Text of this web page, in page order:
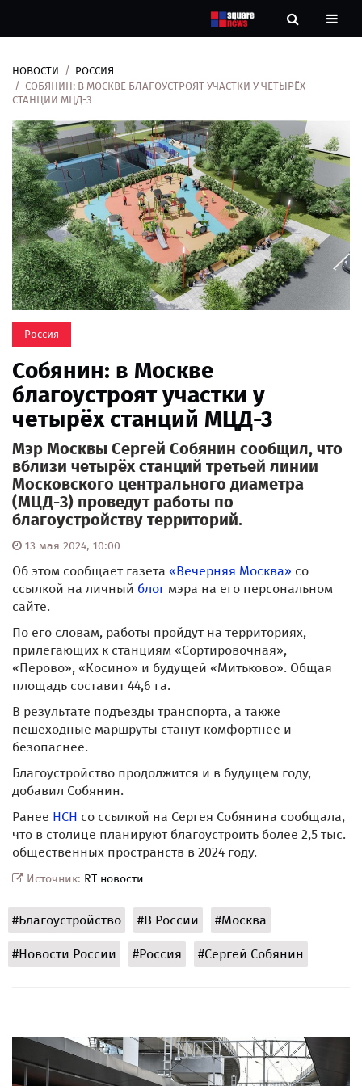
Новости
Рубрики
Контакты
О
нас
НОВОСТИ
РОССИЯ
СОБЯНИН: В МОСКВЕ БЛАГОУСТРОЯТ УЧАСТКИ У ЧЕТЫРЁХ
СТАНЦИЙ МЦД-3
Россия
Собянин: в Москве
благоустроят участки у
четырёх станций МЦД-3
Мэр Москвы Сергей Собянин сообщил, что
вблизи четырёх станций третьей линии
Московского центрального диаметра
(МЦД-3) проведут работы по
благоустройству территорий.
13 мая 2024, 10:00
Об этом сообщает газета «Вечерняя Москва» со
ссылкой на личный блог мэра на его персональном
сайте.
По его словам, работы пройдут на территориях,
прилегающих к станциям «Сортировочная»,
«Перово», «Косино» и будущей «Митьково». Общая
площадь составит 44,6 га.
В результате подъезды транспорта, а также
пешеходные маршруты станут комфортнее и
безопаснее.
Благоустройство продолжится и в будущем году,
добавил Собянин.
Ранее НСН со ссылкой на Сергея Собянина сообщала,
что в столице планируют благоустроить более 2,5 тыс.
общественных пространств в 2024 году.
Источник: RT новости
#Благоустройство #В России #Москва
#Новости России #Россия #Сергей Собянин